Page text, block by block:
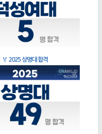
🏅 2025 상명대 합격